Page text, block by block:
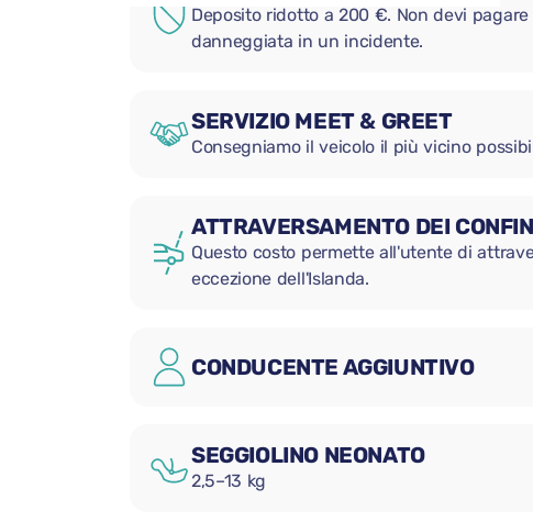
Deposito ridotto a 200 €. Non devi
danneggiata in un incidente.
SERVIZIO MEET & GREET
Consegniamo il veicolo il più vicino
ATTRAVERSAMENTO DEI
Questo costo permette all'utente di
eccezione dell'Islanda.
CONDUCENTE AGGIUNTIVO
SEGGIOLINO NEONATO
2,5–13 kg